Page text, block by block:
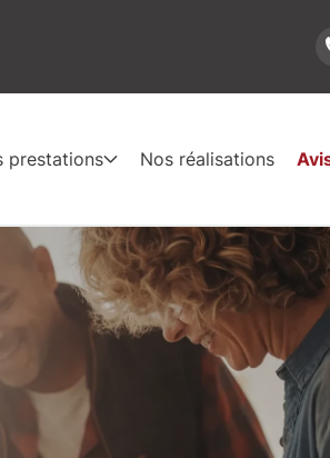
prestations Nos réalisations